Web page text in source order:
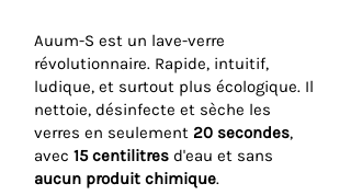
Auum-S est un lave-verre
révolutionnaire. Rapide, intuitif,
ludique, et surtout plus écologique. Il
nettoie, désinfecte et sèche les
verres en seulement 20 secondes,
avec 15 centilitres d'eau et sans
aucun produit chimique.